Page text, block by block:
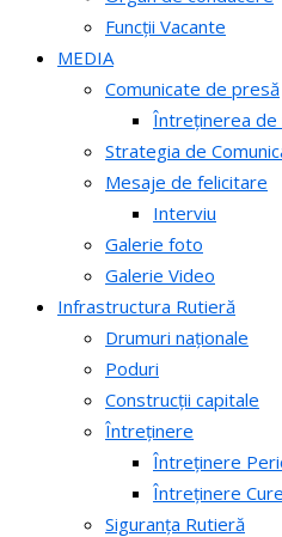
Funcții Vacante
MEDIA
Comunicate de presă
Întreținerea de
Strategia de
Mesaje de felicitare
Interviu
Galerie foto
Galerie Video
Infrastructura Rutieră
Drumuri naționale
Poduri
Construcții capitale
Întreținere
Întreținere
Întreținere
Siguranța Rutieră